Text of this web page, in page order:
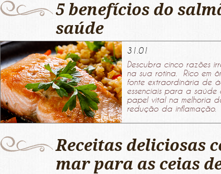
5 benefícios do
saúde
31.01
Descubra cinco razões
na sua rotina. Rico em
fonte extraordinária de
essenciais para a saúde
papel vital na melhoria
redução da inflamação.
Receitas deliciosas
mar para as ceias